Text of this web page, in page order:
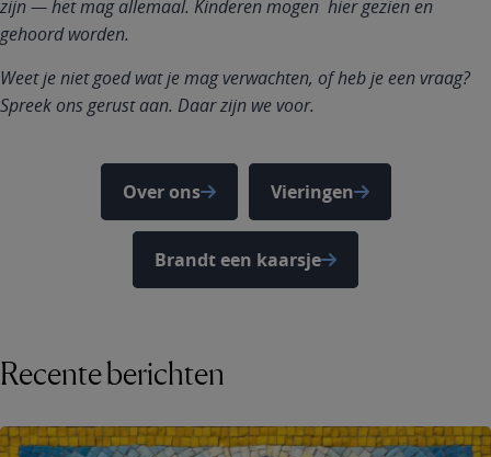
zijn — het mag allemaal. Kinderen mogen hier gezien en
gehoord worden.
Weet je niet goed wat je mag verwachten, of heb je een vraag?
Spreek ons gerust aan. Daar zijn we voor.
Over ons Vieringen
Brandt een kaarsje
Recente berichten